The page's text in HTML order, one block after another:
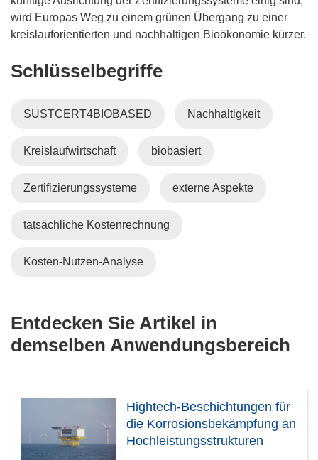
wird Europas Weg zu einem grünen Übergang zu einer
kreislauforientierten und nachhaltigen Bioökonomie kürzer.
Schlüsselbegriffe
SUSTCERT4BIOBASED Nachhaltigkeit
Kreislaufwirtschaft biobasiert
Zertifizierungssysteme externe Aspekte
tatsächliche Kostenrechnung
Kosten-Nutzen-Analyse
Entdecken Sie Artikel in
demselben Anwendungsbereich
Hightech-Beschichtungen für
die Korrosionsbekämpfung an
Hochleistungsstrukturen